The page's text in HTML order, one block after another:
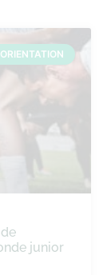
ORIENTATION
junior